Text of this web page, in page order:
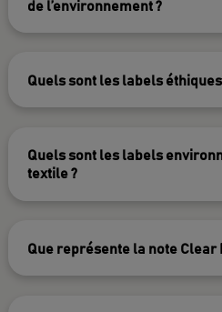
de l’environnement ?
Quels sont les labels
Quels sont les labels
textile ?
Que représente la note Clear